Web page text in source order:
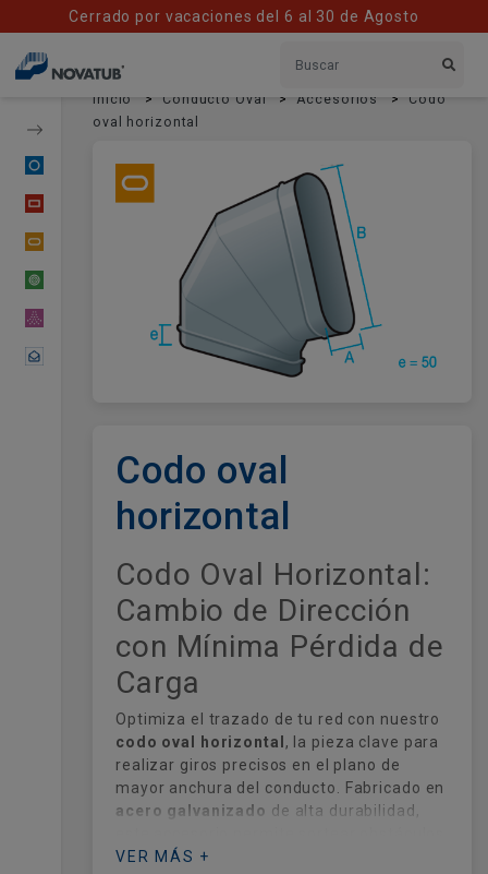
Cerrado por vacaciones del 6 al 30 de Agosto
Conducto Circular
Conducto Rectangular
Tubería Flexible
Inicio Conducto Oval Accesorios
Codo
oval horizontal
Codo oval
horizontal
Codo Oval Horizontal:
Cambio de Dirección
con Mínima Pérdida de
Carga
Optimiza el trazado de tu red con nuestro
codo oval horizontal , la pieza clave para
realizar giros precisos en el plano de
mayor anchura del conducto. Fabricado en
acero galvanizado de alta durabilidad,
estructurales en instalaciones con altura
VER MÁS +